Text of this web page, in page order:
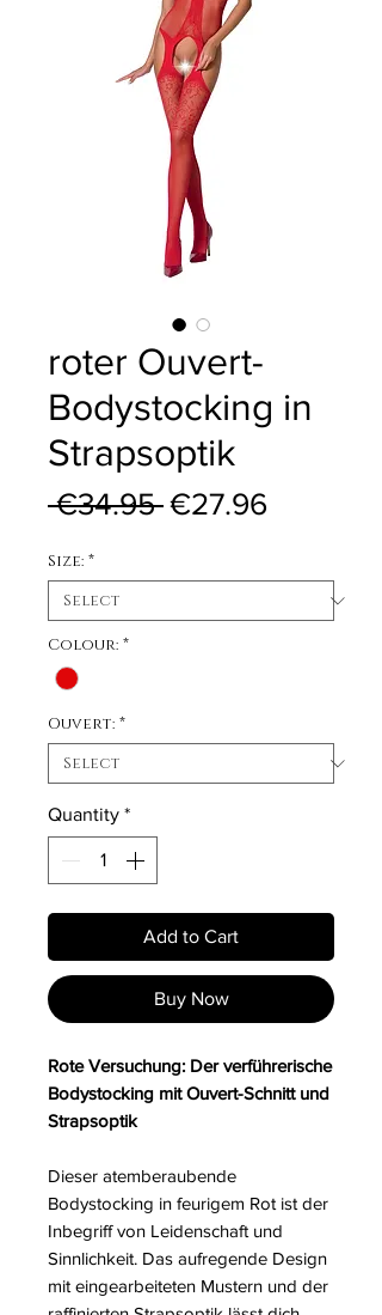
roter Ouvert-
Bodystocking in
Strapsoptik
€34.95 Regular Price
€27.96
Size: *
Colour: *
Ouvert: *
Quantity *
Add to Cart
Buy Now
Rote Versuchung: Der verführerische
Bodystocking mit Ouvert-Schnitt und
Strapsoptik
Dieser atemberaubende
Bodystocking in feurigem Rot ist der
Inbegriff von Leidenschaft und
Sinnlichkeit. Das aufregende Design
mit eingearbeiteten Mustern und der